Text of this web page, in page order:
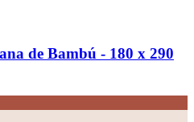
de Bambú -​ 180 x 290